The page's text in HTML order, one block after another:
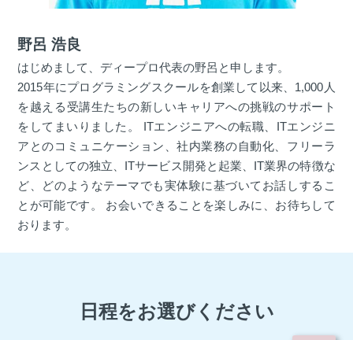
野呂 浩良
はじめまして、ディープロ代表の野呂と申します。
2015年にプログラミングスクールを創業して以来、1,000人
を越える受講生たちの新しいキャリアへの挑戦のサポート
をしてまいりました。 ITエンジニアへの転職、ITエンジニ
アとのコミュニケーション、社内業務の自動化、フリーラ
ンスとしての独立、ITサービス開発と起業、IT業界の特徴な
ど、どのようなテーマでも実体験に基づいてお話しするこ
とが可能です。 お会いできることを楽しみに、お待ちして
おります。
日程をお選びください